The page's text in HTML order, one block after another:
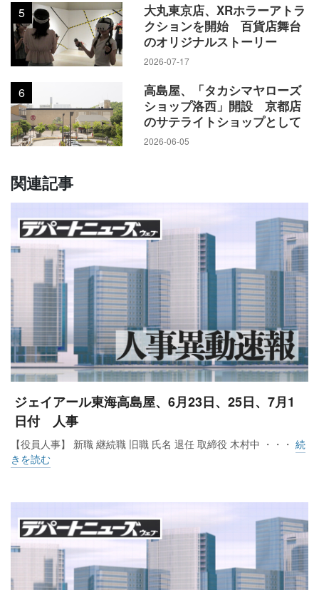
5
大丸東京店、XRホラーアトラ
クションを開始 百貨店舞台
のオリジナルストーリー
2026-07-17
6
高島屋、「タカシマヤローズ
ショップ洛西」開設 京都店
のサテライトショップとして
2026-06-05
関連記事
ジェイアール東海高島屋、6月23日、25日、7月1
日付 人事
【役員人事】 新職 継続職 旧職 氏名 退任 取締役 木村中 ・・・ 続
きを読む